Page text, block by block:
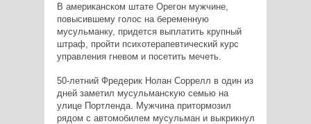
В американском штате Орегон мужчине,
повысившему голос на беременную
мусульманку, придется выплатить крупный
штраф, пройти психотерапевтический курс
управления гневом и посетить мечеть.
50-летний Фредерик Нолан Соррелл в один из
дней заметил мусульманскую семью на
улице Портленда. Мужчина притормозил
рядом с автомобилем мусульман и выкрикнул